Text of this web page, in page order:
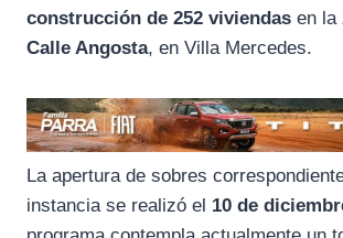
construcción de 252 viviendas en la
Calle Angosta, en Villa Mercedes.
La apertura de sobres
instancia se realizó el 10 de